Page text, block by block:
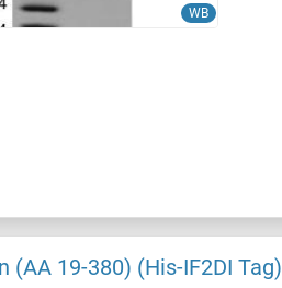
WB
(AA 19-380) (His-IF2DI Tag)